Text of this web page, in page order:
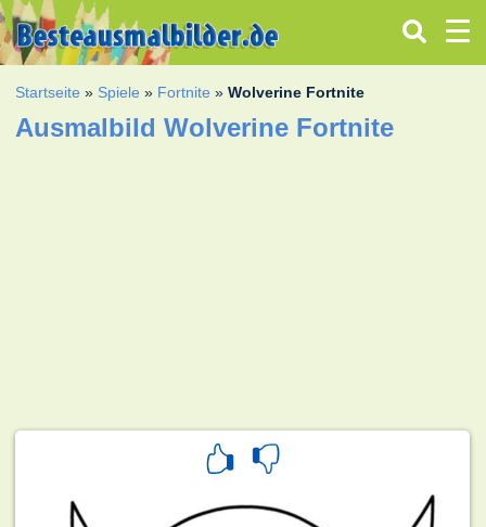
Startseite » Spiele » Fortnite »Wolverine Fortnite
Ausmalbild Wolverine Fortnite